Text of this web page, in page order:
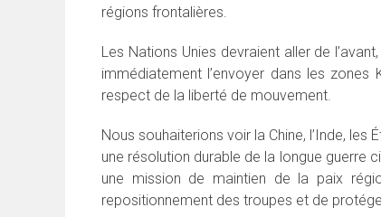
régions frontalières.
Les Nations Unies devraient aller de
immédiatement l’envoyer dans les
respect de la liberté de mouvement.
Nous souhaiterions voir la Chine, l’Inde, les
une résolution durable de la longue guerre
une mission de maintien de la paix
repositionnement des troupes et de